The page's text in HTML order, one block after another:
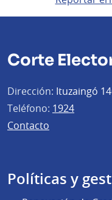
Corte
Dirección: Ituzaingó
Teléfono: 1924
Contacto
Políticas y